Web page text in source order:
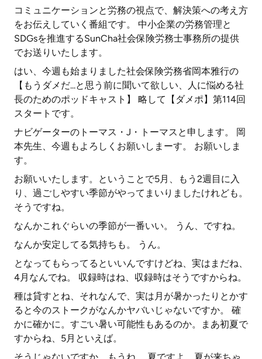
コミュニケーションと労務の視点で、解決策への考え方
をお伝えしていく番組です。 中小企業の労務管理と
SDGsを推進するSunCha社会保険労務士事務所の提供
でお送りいたします。
はい、今週も始まりました社会保険労務省岡本雅行の
【もうダメだ...と思う前に聞いて欲しい、人に悩める社
長のためのポッドキャスト】 略して【ダメポ】第114回
スタートです。
ナビゲーターのトーマス・J・トーマスと申します。 岡
本先生、今週もよろしくお願いしまーす。 お願いしま
す。
お願いいたします。ということで5月、もう2週目に入
り、過ごしやすい季節がやってまいりましたけれども。
そうですね。
なんかこれぐらいの季節が一番いい。 うん、ですね。
なんか安定してる気持ちも。 うん。
となってもらってるといいんですけどね、実はまだね、
4月なんでね。 収録時はね、収録時はそうですからね。
種は貸すとね、それなんで、実は月が暑かったりとかす
ると今のストークがなんかヤバいじゃないですか。 確
かに確かに。すごい暑い可能性もあるのか。まあ初夏で
すからね、5月といえば。